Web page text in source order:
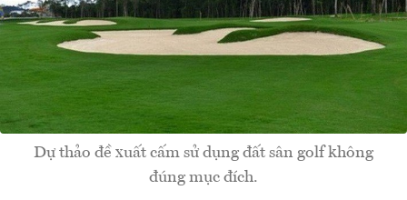
Dự thảo đề xuất cấm sử dụng đất sân golf không
đúng mục đích.